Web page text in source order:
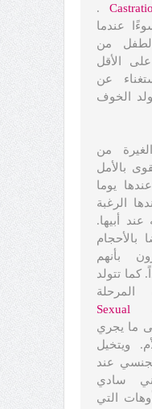
.
عندما
من
الأقل
عن
الخوف
من
بالأمل
يوما
الرغبة
أبيها.
بالأحجام
بأنهم
كما تتولد
Sexual
ما يجري
ويتخيل
عند
سادي
التي